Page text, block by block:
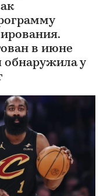
в июне
обнаружила у